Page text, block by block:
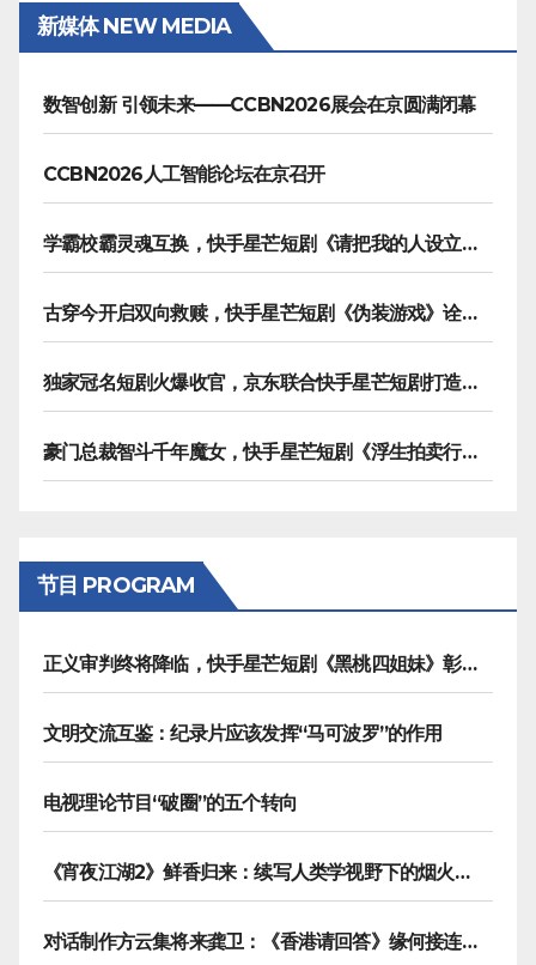
新媒体 NEW MEDIA
数智创新 引领未来——CCBN2026展会在京圆满闭幕
CCBN2026人工智能论坛在京召开
学霸校霸灵魂互换，快手星芒短剧《请把我的人设立住》笑泪齐飞
古穿今开启双向救赎，快手星芒短剧《伪装游戏》诠释热血青春友谊
独家冠名短剧火爆收官，京东联合快手星芒短剧打造双11营销范本
豪门总裁智斗千年魔女，快手星芒短剧《浮生拍卖行》奇幻元素拉满
节目 PROGRAM
正义审判终将降临，快手星芒短剧《黑桃四姐妹》彰显治愈内核
文明交流互鉴：纪录片应该发挥“马可波罗”的作用
电视理论节目“破圈”的五个转向
《宵夜江湖2》鲜香归来：续写人类学视野下的烟火漫游记
对话制作方云集将来龚卫：《香港请回答》缘何接连获国际传播大奖